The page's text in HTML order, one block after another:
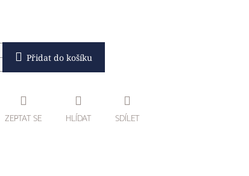
Přidat do košíku
ZEPTAT SE HLÍDAT SDÍLET